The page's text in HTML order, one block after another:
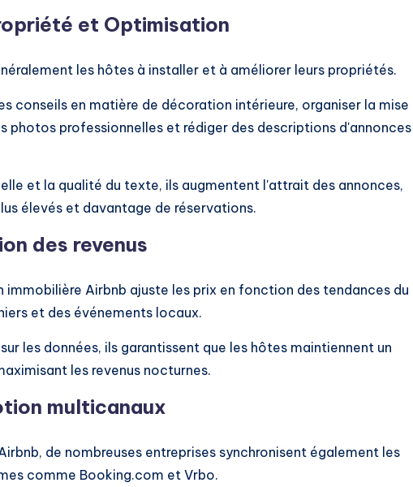
et Optimisation
les hôtes à installer et à améliorer leurs propriétés.
conseils en matière de décoration intérieure, organiser la mise
photos professionnelles et rédiger des descriptions d'annonces
et la qualité du texte, ils augmentent l'attrait des annonces,
élevés et davantage de réservations.
des revenus
Airbnb ajuste les prix en fonction des tendances du
et des événements locaux.
les données, ils garantissent que les hôtes maintiennent un
les revenus nocturnes.
multicanaux
de nombreuses entreprises synchronisent également les
comme Booking.com et Vrbo.